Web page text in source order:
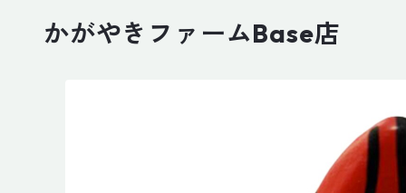
かがやきファームBase店